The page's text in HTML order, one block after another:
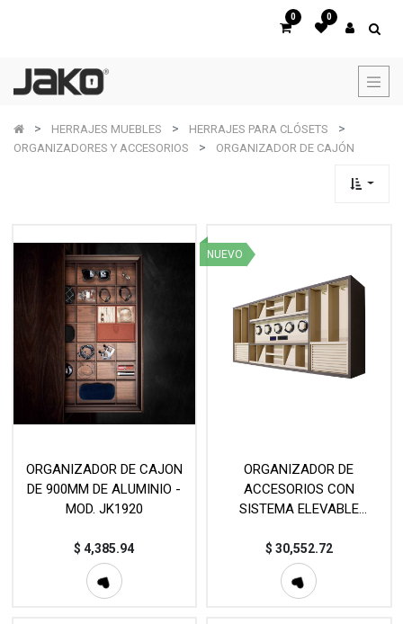
0 0
HERRAJES MUEBLES
HERRAJES PARA CLÓSETS
ORGANIZADORES Y ACCESORIOS
ORGANIZADOR DE CAJÓN
ORGANIZADOR DE CAJON
DE 900MM DE ALUMINIO -
MOD. JK1920
$4,385.94
NUEVO
ORGANIZADOR DE
ACCESORIOS CON
SISTEMA ELEVABLE
MOD.JKA3240
$ 30,552.72